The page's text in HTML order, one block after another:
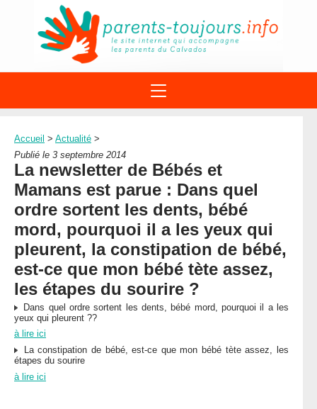
À PROPOS DU REAAP
1ÈRE VISITE
ACTUALITÉ
AGENDA
DISPOSITIFS PARENTALITÉ
SITES INTERNET
NUMÉROS VERTS
LEXIQUE
LETTRES D’INFO
MENTIONS LÉGALES
CONTACT
STRUCTURES
DOCUMENTS
FORMATIONS
Accueil > Actualité >
Publié le 3 septembre 2014
La newsletter de Bébés et
Mamans est parue : Dans quel
ordre sortent les dents, bébé
mord, pourquoi il a les yeux qui
pleurent, la constipation de bébé,
est-ce que mon bébé tète assez,
les étapes du sourire ?
Dans quel ordre sortent les dents, bébé mord, pourquoi il a les
yeux qui pleurent ??
à lire ici
La constipation de bébé, est-ce que mon bébé tète assez, les
étapes du sourire
à lire ici